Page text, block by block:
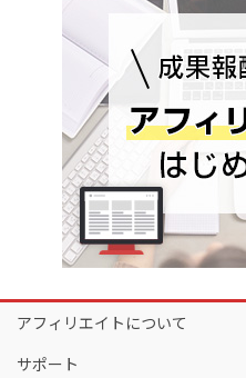
アフィリエイトについて
サポート